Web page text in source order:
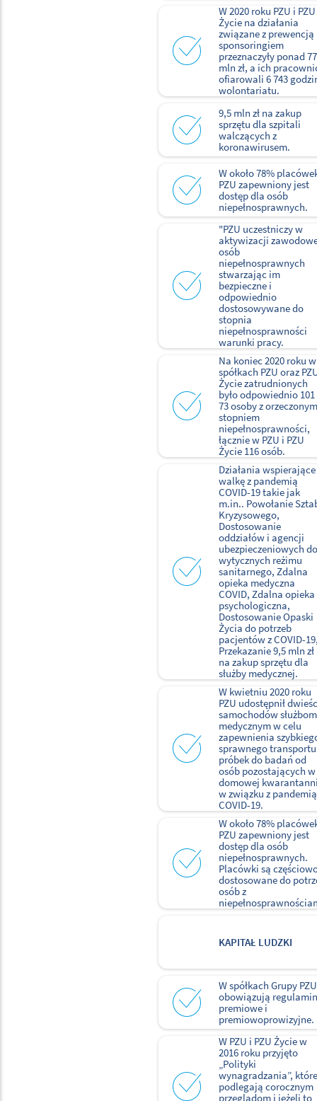
W 2020 roku PZU i PZU
Życie na działania
związane z prewencją
sponsoringiem
przeznaczyły ponad 77
mln zł, a ich
ofiarowali 6 743
wolontariatu.
9,5 mln zł na zakup
sprzętu dla szpitali
walczących z
koronawirusem.
W około 78%
PZU zapewniony jest
dostęp dla osób
niepełnosprawnych.
"PZU uczestniczy w
aktywizacji
osób
niepełnosprawnych
stwarzając im
bezpieczne i
odpowiednio
dostosowywane do
stopnia
niepełnosprawności
warunki pracy.
Na koniec 2020 roku w
spółkach PZU oraz
Życie zatrudnionych
było odpowiednio
73 osoby z orzeczonym
stopniem
niepełnosprawności,
łącznie w PZU i PZU
Życie 116 osób.
Działania wspierające
walkę z pandemią
COVID-19 takie jak
m.in.. Powołanie
Kryzysowego,
Dostosowanie
oddziałów i agencji
ubezpieczeniowych do
wytycznych reżimu
sanitarnego, Zdalna
opieka medyczna
COVID, Zdalna opieka
psychologiczna,
Dostosowanie Opaski
Życia do potrzeb
pacjentów z COVID-
Przekazanie 9,5 mln zł
na zakup sprzętu dla
służby medycznej.
W kwietniu 2020 roku
PZU udostępnił
samochodów służbom
medycznym w celu
zapewnienia
sprawnego transportu
próbek do badań od
osób pozostających w
domowej
w związku z pandemią
COVID-19.
W około 78%
PZU zapewniony jest
dostęp dla osób
niepełnosprawnych.
Placówki są
dostosowane do
osób z
KAPITAŁ LUDZKI
W spółkach Grupy PZU
obowiązują
premiowe i
premiowoprowizyjne.
W PZU i PZU Życie w
2016 roku przyjęto
„Polityki
wynagradzania”, które
podlegają corocznym
przeglądom i jeżeli to